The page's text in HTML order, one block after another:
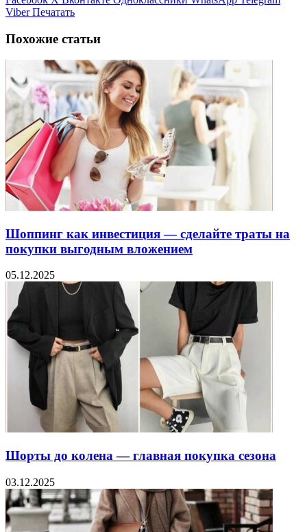
Viber Печатать
Похожие статьи
Шоппинг как инвестиция — сделайте траты на
покупки выгодным вложением
05.12.2025
Шорты до колена — главная покупка сезона
03.12.2025